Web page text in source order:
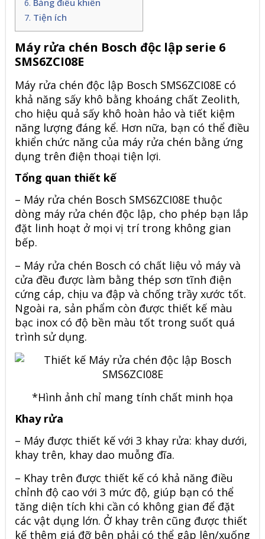
Bảng điều khiển
Tiện ích
Máy rửa chén Bosch độc lập serie 6
SMS6ZCI08E
Máy rửa chén độc lập Bosch SMS6ZCI08E có
khả năng sấy khô bằng khoáng chất Zeolith,
cho hiệu quả sấy khô hoàn hảo và tiết kiệm
năng lượng đáng kể. Hơn nữa, bạn có thể điều
khiển chức năng của máy rửa chén bằng ứng
dụng trên điện thoại tiện lợi.
Tổng quan thiết kế
– Máy rửa chén Bosch SMS6ZCI08E thuộc
dòng máy rửa chén độc lập, cho phép bạn lắp
đặt linh hoạt ở mọi vị trí trong không gian
bếp.
– Máy rửa chén Bosch có chất liệu vỏ máy và
cửa đều được làm bằng thép sơn tĩnh điện
cứng cáp, chịu va đập và chống trầy xước tốt.
Ngoài ra, sản phẩm còn được thiết kế màu
bạc inox có độ bền màu tốt trong suốt quá
trình sử dụng.
*Hình ảnh chỉ mang tính chất minh họa
Khay rửa
– Máy được thiết kế với 3 khay rửa: khay dưới,
khay trên, khay dao muỗng đĩa.
– Khay trên được thiết kế có khả năng điều
chỉnh độ cao với 3 mức độ, giúp bạn có thể
tăng diện tích khi cần có không gian để đặt
các vật dụng lớn. Ở khay trên cũng được thiết
kế thêm giá đỡ bên phải có thể gập lên/xuống